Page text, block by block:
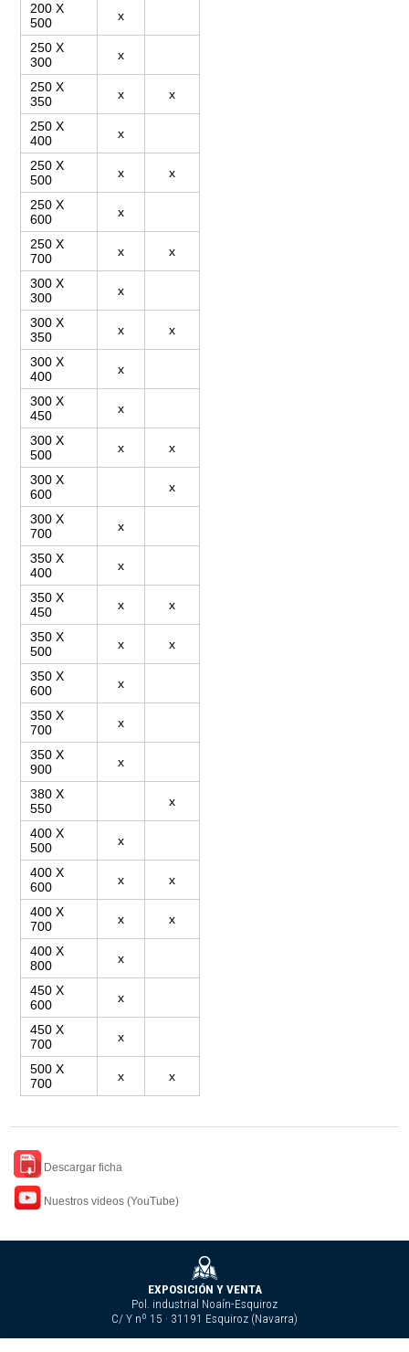
200 X
500
x
250 X
300
x
250 X
350
x x
250 X
400
x
250 X
500
x x
250 X
600
x
250 X
700
x x
300 X
300
x
300 X
350
x x
300 X
400
x
300 X
450
x
300 X
500
x x
300 X
600
x
300 X
700
x
350 X
400
x
350 X
450
x x
350 X
500
x x
350 X
600
x
350 X
700
x
350 X
900
x
380 X
550
x
400 X
500
x
400 X
600
x x
400 X
700
x x
400 X
800
x
450 X
600
x
450 X
700
x
500 X
700
x x
Descargar ficha
Nuestros videos (YouTube)
EXPOSICIÓN Y VENTA
Pol. industrial Noaín-Esquiroz
C/ Y nº 15 · 31191 Esquiroz (Navarra)